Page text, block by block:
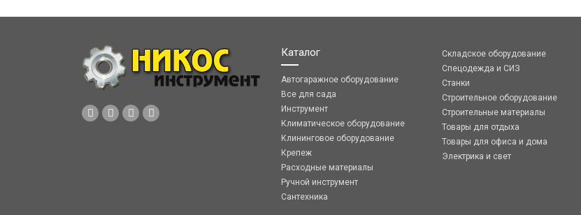
Каталог
Автогаражное оборудование
Все для сада
Инструмент
Климатическое оборудование
Клининговое оборудование
Крепеж
Расходные материалы
Ручной инструмент
Сантехника
Складское оборудование
Спецодежда и СИЗ
Станки
Строительное оборудование
Строительные материалы
Товары для отдыха
Товары для офиса и дома
Электрика и свет